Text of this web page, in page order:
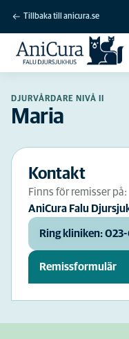
Tillbaka till anicura.se
DJURVÅRDARE NIVÅ II
Maria
Kontakt
Finns för remisser på:
AniCura Falu
Ring kliniken:
Remissformulär